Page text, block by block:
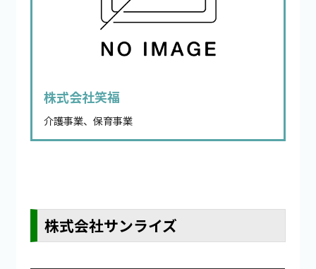
株式会社笑福
介護事業、保育事業
株式会社サンライズ